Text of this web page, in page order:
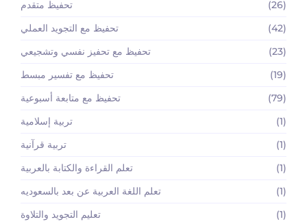
تحفيظ متقدم
(26)
تحفيظ مع التجويد العملي
(42)
تحفيظ مع تحفيز نفسي وتشجيعي
(23)
تحفيظ مع تفسير مبسط
(19)
تحفيظ مع متابعة أسبوعية
(79)
تربية إسلامية
(1)
تربية قرآنية
(1)
تعلم القراءة والكتابة بالعربية
(1)
تعلم اللغة العربية عن بعد بالسعوديه
(1)
تعليم التجويد والتلاوة
(1)